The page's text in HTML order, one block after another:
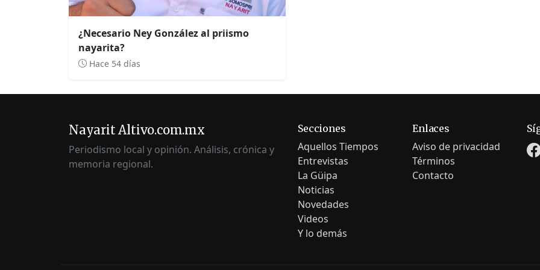
¿Necesario Ney González al priismo
nayarita?
Hace 54 días
Nayarit Altivo.com.mx
Periodismo local y opinión. Análisis, crónica y
memoria regional.
Secciones
Aquellos Tiempos
Entrevistas
La Güipa
Noticias
Novedades
Videos
Y lo demás
Enlaces
Aviso de privacidad
Términos
Contacto